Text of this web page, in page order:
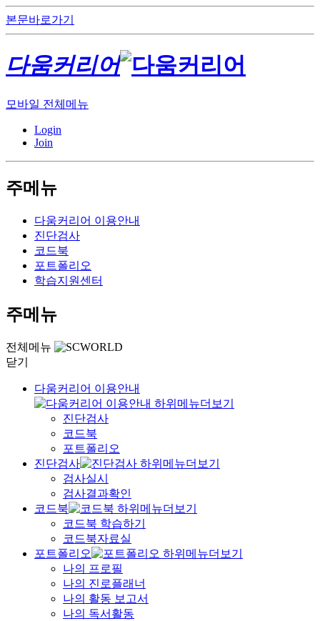
본문바로가기
다움커리어
모바일 전체메뉴
Login
Join
주메뉴
다움커리어 이용안내
진단검사
코드북
포트폴리오
학습지원센터
주메뉴
전체메뉴
닫기
다움커리어 이용안내
진단검사
코드북
포트폴리오
진단검사
검사실시
검사결과확인
코드북
코드북 학습하기
코드북자료실
포트폴리오
나의 프로필
나의 진로플래너
나의 활동 보고서
나의 독서활동